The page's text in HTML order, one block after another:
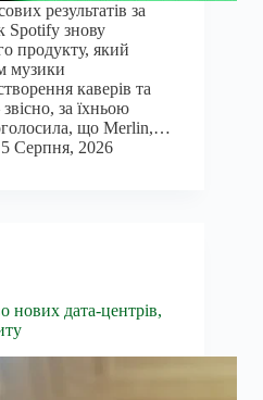
результатів за
Spotify знову
продукту, який
музики
каверів та
звісно, за їхньою
що Merlin,…
5 Серпня, 2026
нових дата-центрів,